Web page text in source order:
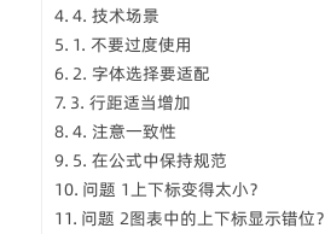
4. 技术场景
1. 不要过度使用
2. 字体选择要适配
3. 行距适当增加
4. 注意一致性
5. 在公式中保持规范
问题 1上下标变得太小？
问题 2图表中的上下标显示错位？